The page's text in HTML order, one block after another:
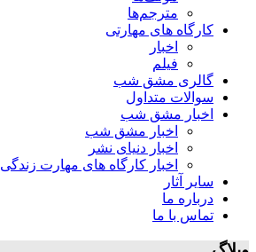
مترجم‌ها
کارگاه های مهارتی
اخبار
فیلم
گالری مشق شب
سوالات متداول
اخبار مشق شب
اخبار مشق شب
اخبار دنیای نشر
اخبار کارگاه های مهارت زندگی
سایر آثار
درباره ما
تماس با ما